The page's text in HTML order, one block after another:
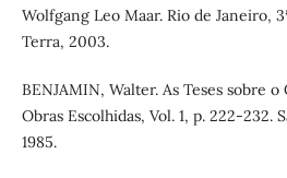
Wolfgang Leo Maar. Rio de Janeiro,
Terra, 2003.
BENJAMIN, Walter. As Teses sobre
Obras Escolhidas, Vol. 1, p. 222-232.
1985.